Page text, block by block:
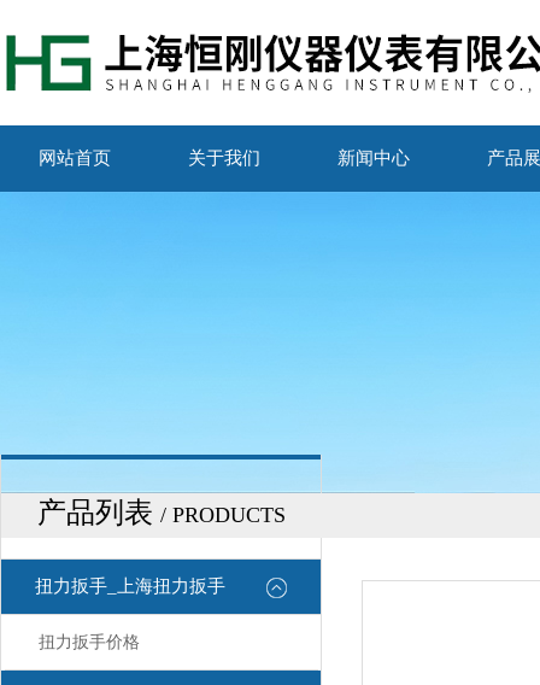
网站首页 关于我们 新闻中心 产品
产品列表 / PRODUCTS
扭力扳手_上海扭力扳手
扭力扳手价格